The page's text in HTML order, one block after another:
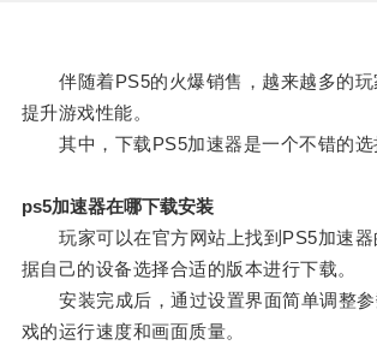
伴随着PS5的火爆销售，越来越多的玩
提升游戏性能。
其中，下载PS5加速器是一个不错的选
ps5加速器在哪下载安装
玩家可以在官方网站上找到PS5加速器
据自己的设备选择合适的版本进行下载。
安装完成后，通过设置界面简单调整参
戏的运行速度和画面质量。